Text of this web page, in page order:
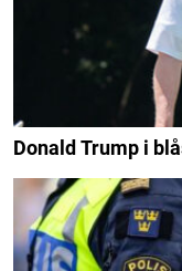
Donald Trump i